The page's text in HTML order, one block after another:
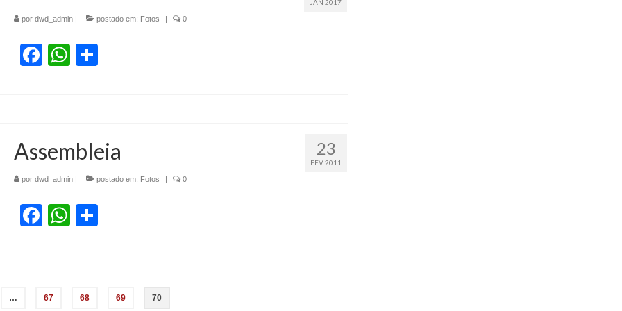
JAN 2017
por dwd_admin| postado em: Fotos | 0
Facebook
WhatsApp
23
FEV 2011
Assembleia
por dwd_admin| postado em: Fotos | 0
Facebook
WhatsApp
… 67 68 69 70